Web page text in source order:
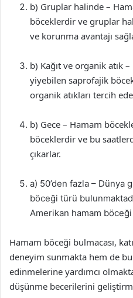
b) Gruplar halinde –
böceklerdir ve gruplar
ve korunma avantajı
b) Kağıt ve organik atık
yiyebilen saprofajik
organik atıkları tercih
b) Gece – Hamam
böceklerdir ve bu
çıkarlar.
a) 50’den fazla – Dünya
böceği türü
Amerikan hamam
Hamam böceği bulmacası,
deneyim sunmakta hem de
edinmelerine yardımcı
düşünme becerilerini